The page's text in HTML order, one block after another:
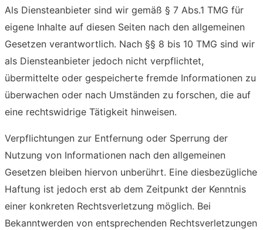
Als Diensteanbieter sind wir gemäß § 7 Abs.1 TMG für
eigene Inhalte auf diesen Seiten nach den allgemeinen
Gesetzen verantwortlich. Nach §§ 8 bis 10 TMG sind wir
als Diensteanbieter jedoch nicht verpflichtet,
übermittelte oder gespeicherte fremde Informationen zu
überwachen oder nach Umständen zu forschen, die auf
eine rechtswidrige Tätigkeit hinweisen.
Verpflichtungen zur Entfernung oder Sperrung der
Nutzung von Informationen nach den allgemeinen
Gesetzen bleiben hiervon unberührt. Eine diesbezügliche
Haftung ist jedoch erst ab dem Zeitpunkt der Kenntnis
einer konkreten Rechtsverletzung möglich. Bei
Bekanntwerden von entsprechenden Rechtsverletzungen